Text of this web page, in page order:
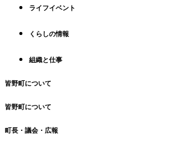
ライフイベント
くらしの情報
組織と仕事
皆野町について
皆野町について
町長・議会・広報